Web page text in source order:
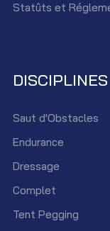
Statûts et
Saut d'Obstacles
Endurance
Dressage
Complet
Tent Pegging